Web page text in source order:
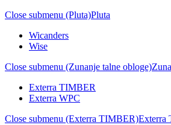
Close submenu (Pluta)Pluta
Wicanders
Wise
Close submenu (Zunanje talne obloge)
Exterra TIMBER
Exterra WPC
Close submenu (Exterra TIMBER)Exterra